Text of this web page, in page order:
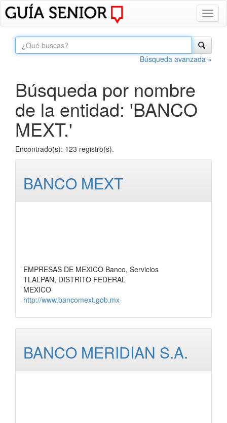
Búsqueda avanzada »
Búsqueda por nombre
de la entidad: 'BANCO
MEXT.'
Encontrado(s): 123 registro(s).
BANCO MEXT
EMPRESAS DE MEXICO Banco, Servicios
TLALPAN, DISTRITO FEDERAL
MEXICO
http://www.bancomext.gob.mx
BANCO MERIDIAN S.A.